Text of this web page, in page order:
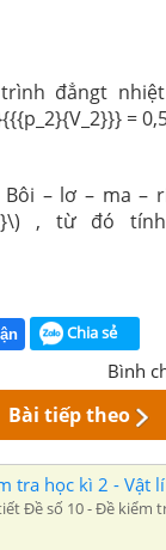
đẳngt
=
– lơ – ma –
, từ đó
Chia sẻ
Bình
Bài tiếp theo
tra học kì 2 - Vật
Đề số 10 - Đề kiểm